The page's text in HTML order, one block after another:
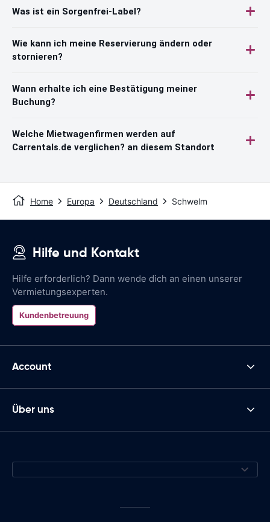
Was ist ein Sorgenfrei-Label?
Wie kann ich meine Reservierung ändern oder
stornieren?
Wann erhalte ich eine Bestätigung meiner
Buchung?
Welche Mietwagenfirmen werden auf
Carrentals.de verglichen? an diesem Standort
Home Europa Deutschland Schwelm
Hilfe und Kontakt
Hilfe erforderlich? Dann wende dich an einen unserer
Vermietungsexperten.
Kundenbetreuung
Account
Über uns